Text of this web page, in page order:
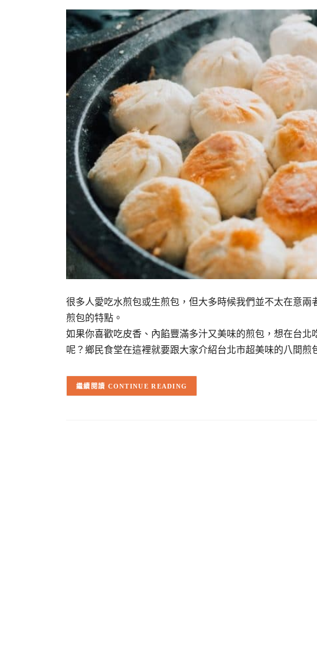
很多人愛吃水煎包或生煎包，但大多時候我們並不太在意
煎包的特點。
如果你喜歡吃皮香、內餡豐滿多汁又美味的煎包，想在台
呢？鄉民食堂在這裡就要跟大家介紹台北市超美味的八間煎
CONTINUE READING